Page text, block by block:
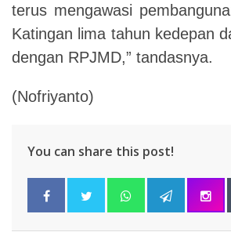
terus mengawasi
Katingan lima tahun kedepan
dengan RPJMD,” tandasnya.
(Nofriyanto)
You can share this post!